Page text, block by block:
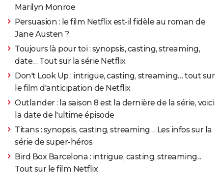
Marilyn Monroe
Persuasion : le film Netflix est-il fidèle au roman de
Jane Austen ?
Toujours là pour toi : synopsis, casting, streaming,
date… Tout sur la série Netflix
Don't Look Up : intrigue, casting, streaming… tout sur
le film d'anticipation de Netflix
Outlander : la saison 8 est la dernière de la série, voici
la date de l'ultime épisode
Titans : synopsis, casting, streaming… Les infos sur la
série de super-héros
Bird Box Barcelona : intrigue, casting, streaming...
Tout sur le film Netflix